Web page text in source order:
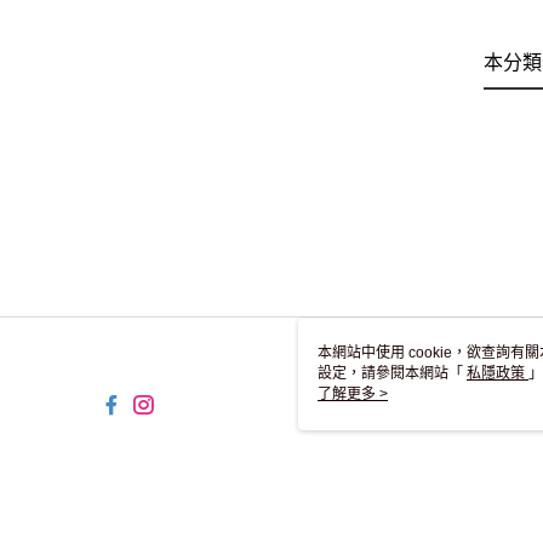
本分
本網站中使用 cookie，欲查詢有
設定，請參閱本網站「 私隱政策
用 cookie。
了解更多 >